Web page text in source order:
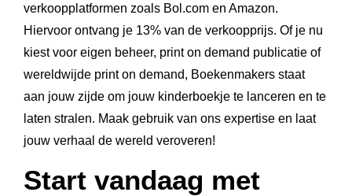
verkoopplatformen zoals Bol.com en Amazon.
Hiervoor ontvang je 13% van de verkoopprijs. Of je nu
kiest voor eigen beheer, print on demand publicatie of
wereldwijde print on demand, Boekenmakers staat
aan jouw zijde om jouw kinderboekje te lanceren en te
laten stralen. Maak gebruik van ons expertise en laat
jouw verhaal de wereld veroveren!
Start vandaag met